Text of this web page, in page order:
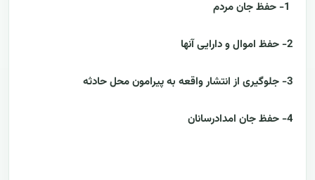
2- حفظ اموال و دارایی آنها
3- جلوگیری از انتشار واقعه به پیرامون محل حادثه
4- حفظ جان امدادرسانان